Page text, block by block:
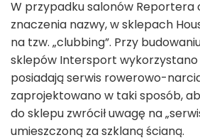
W przypadku salonów Reportera
znaczenia nazwy, w sklepach
na tzw. „clubbing”. Przy
sklepów Intersport wykorzystano
posiadają serwis rowerowo-
zaprojektowano w taki sposób,
do sklepu zwrócił uwagę na
umieszczoną za szklaną ścianą.